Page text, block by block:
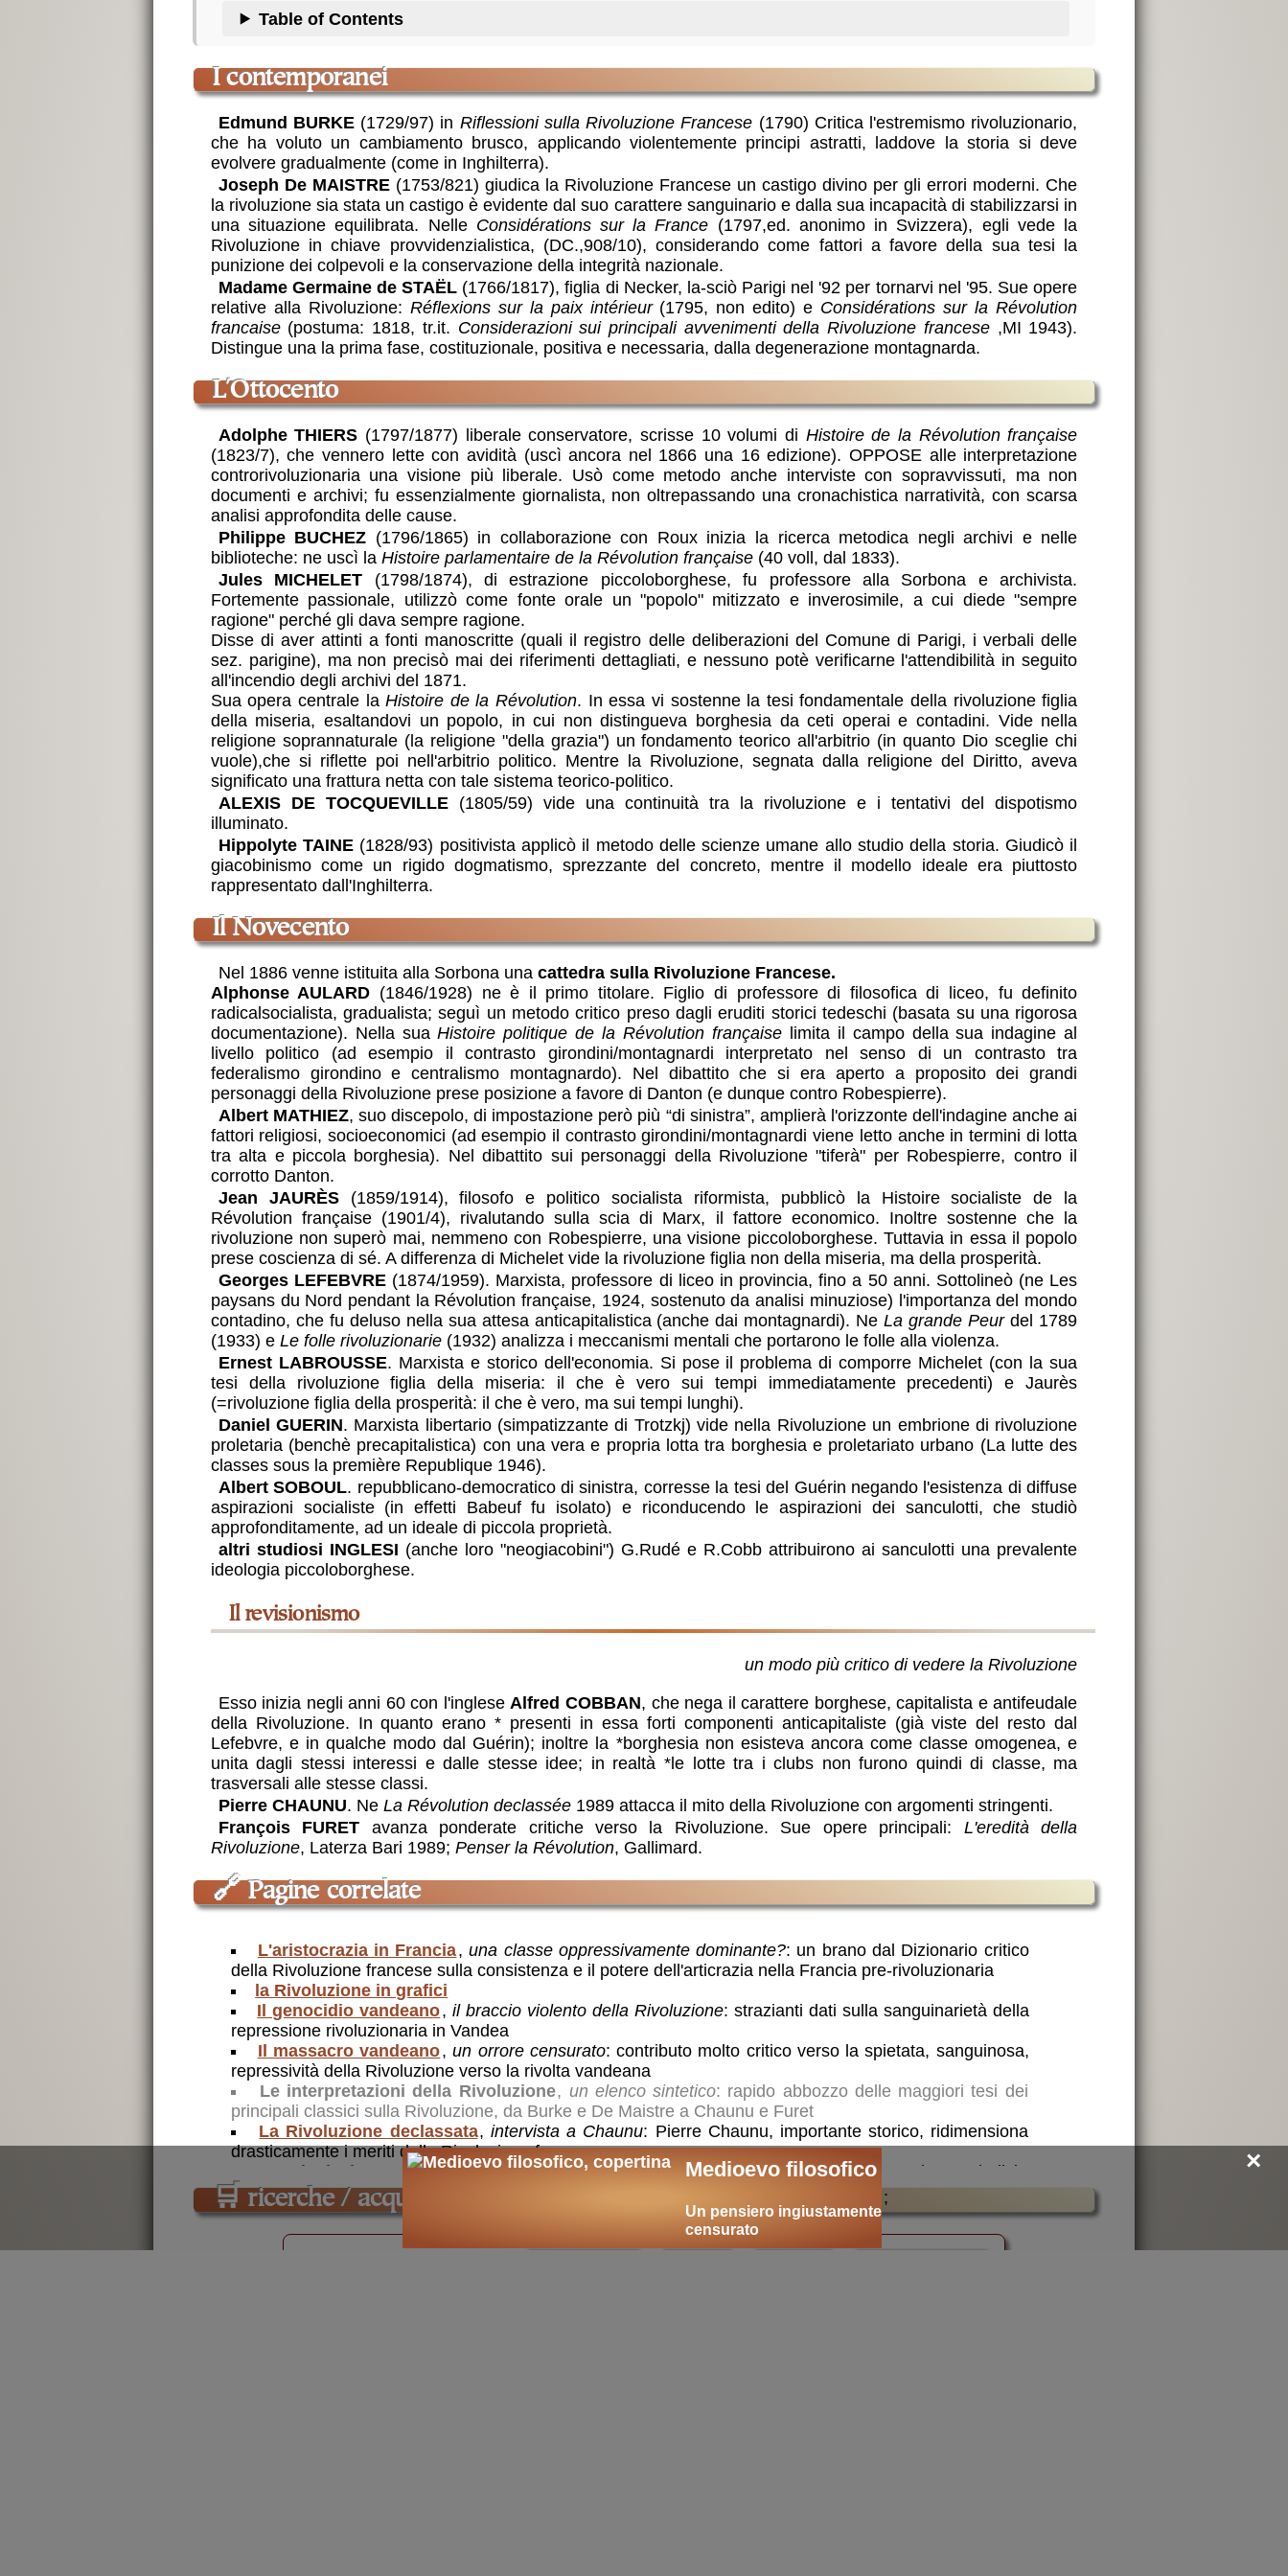
Table of Contents
i contemporanei
Edmund BURKE (1729/97) in Riflessioni sulla Rivoluzione Francese (1790) Critica l'estremismo rivoluzionario,
che ha voluto un cambiamento brusco, applicando violentemente principi astratti, laddove la storia si deve
evolvere gradualmente (come in Inghilterra).
Joseph De MAISTRE(1753/821) giudica la Rivoluzione Francese un castigo divino per gli errori moderni. Che
la rivoluzione sia stata un castigo è evidente dal suo carattere sanguinario e dalla sua incapacità di stabilizzarsi in
una situazione equilibrata. Nelle Considérations sur la France (1797,ed. anonimo in Svizzera), egli vede la
Rivoluzione in chiave provvidenzialistica, (DC.,908/10), considerando come fattori a favore della sua tesi la
punizione dei colpevoli e la conservazione della integrità nazionale.
Madame Germaine de STAËL (1766/1817), figlia di Necker, la-sciò Parigi nel '92 per tornarvi nel '95. Sue opere
relative alla Rivoluzione: Réflexions sur la paix intérieur(1795, non edito) e Considérations sur la Révolution
francaise(postuma: 1818, tr.it. Considerazioni sui principali avvenimenti della Rivoluzione francese,MI 1943).
Distingue una la prima fase, costituzionale, positiva e necessaria, dalla degenerazione montagnarda.
l'Ottocento
Adolphe THIERS (1797/1877) liberale conservatore, scrisse 10 volumi di Histoire de la Révolution française
(1823/7), che vennero lette con avidità (uscì ancora nel 1866 una 16 edizione). OPPOSE alle interpretazione
controrivoluzionaria una visione più liberale. Usò come metodo anche interviste con sopravvissuti, ma non
documenti e archivi; fu essenzialmente giornalista, non oltrepassando una cronachistica narratività, con scarsa
analisi approfondita delle cause.
Philippe BUCHEZ (1796/1865) in collaborazione con Roux inizia la ricerca metodica negli archivi e nelle
biblioteche: ne uscì la Histoire parlamentaire de la Révolution française(40 voll, dal 1833).
Jules MICHELET (1798/1874), di estrazione piccoloborghese, fu professore alla Sorbona e archivista.
Fortemente passionale, utilizzò come fonte orale un "popolo" mitizzato e inverosimile, a cui diede "sempre
ragione" perché gli dava sempre ragione.
Disse di aver attinti a fonti manoscritte (quali il registro delle deliberazioni del Comune di Parigi, i verbali delle
sez. parigine), ma non precisò mai dei riferimenti dettagliati, e nessuno potè verificarne l'attendibilità in seguito
all'incendio degli archivi del 1871.
Sua opera centrale laHistoire de la Révolution. In essa vi sostenne la tesi fondamentale della rivoluzione figlia
della miseria, esaltandovi un popolo, in cui non distingueva borghesia da ceti operai e contadini. Vide nella
religione soprannaturale (la religione "della grazia") un fondamento teorico all'arbitrio (in quanto Dio sceglie chi
vuole),che si riflette poi nell'arbitrio politico. Mentre la Rivoluzione, segnata dalla religione del Diritto, aveva
significato una frattura netta con tale sistema teorico-politico.
ALEXIS DE TOCQUEVILLE(1805/59) vide una continuità tra la rivoluzione e i tentativi del dispotismo
illuminato.
Hippolyte TAINE (1828/93) positivista applicò il metodo delle scienze umane allo studio della storia. Giudicò il
giacobinismo come un rigido dogmatismo, sprezzante del concreto, mentre il modello ideale era piuttosto
rappresentato dall'Inghilterra.
il Novecento
Nel 1886 venne istituita alla Sorbona una cattedra sulla Rivoluzione Francese.
Alphonse AULARD (1846/1928) ne è il primo titolare. Figlio di professore di filosofica di liceo, fu definito
radicalsocialista, gradualista; seguì un metodo critico preso dagli eruditi storici tedeschi (basata su una rigorosa
documentazione). Nella suaHistoire politique de la Révolution françaiselimita il campo della sua indagine al
livello politico (ad esempio il contrasto girondini/montagnardi interpretato nel senso di un contrasto tra
federalismo girondino e centralismo montagnardo). Nel dibattito che si era aperto a proposito dei grandi
personaggi della Rivoluzione prese posizione a favore di Danton (e dunque contro Robespierre).
Albert MATHIEZ, suo discepolo, di impostazione però più “di sinistra”, amplierà l'orizzonte dell'indagine anche ai
fattori religiosi, socioeconomici (ad esempio il contrasto girondini/montagnardi viene letto anche in termini di lotta
tra alta e piccola borghesia). Nel dibattito sui personaggi della Rivoluzione "tiferà" per Robespierre, contro il
corrotto Danton.
Jean JAURÈS(1859/1914), filosofo e politico socialista riformista, pubblicò la Histoire socialiste de la
Révolution française (1901/4), rivalutando sulla scia di Marx, il fattore economico. Inoltre sostenne che la
rivoluzione non superò mai, nemmeno con Robespierre, una visione piccoloborghese. Tuttavia in essa il popolo
prese coscienza di sé. A differenza di Michelet vide la rivoluzione figlia non della miseria, ma della prosperità.
Georges LEFEBVRE(1874/1959). Marxista, professore di liceo in provincia, fino a 50 anni. Sottolineò (ne Les
paysans du Nord pendant la Révolution française, 1924, sostenuto da analisi minuziose) l'importanza del mondo
contadino, che fu deluso nella sua attesa anticapitalistica (anche dai montagnardi). NeLa grande Peurdel 1789
(1933) e Le folle rivoluzionarie(1932) analizza i meccanismi mentali che portarono le folle alla violenza.
Ernest LABROUSSE. Marxista e storico dell'economia. Si pose il problema di comporre Michelet (con la sua
tesi della rivoluzione figlia della miseria: il che è vero sui tempi immediatamente precedenti) e Jaurès
(=rivoluzione figlia della prosperità: il che è vero, ma sui tempi lunghi).
Daniel GUERIN. Marxista libertario (simpatizzante di Trotzkj) vide nella Rivoluzione un embrione di rivoluzione
proletaria (benchè precapitalistica) con una vera e propria lotta tra borghesia e proletariato urbano (La lutte des
classes sous la première Republique 1946).
Albert SOBOUL. repubblicano-democratico di sinistra, corresse la tesi del Guérin negando l'esistenza di diffuse
aspirazioni socialiste (in effetti Babeuf fu isolato) e riconducendo le aspirazioni dei sanculotti, che studiò
approfonditamente, ad un ideale di piccola proprietà.
altri studiosi INGLESI (anche loro "neogiacobini") G.Rudé e R.Cobb attribuirono ai sanculotti una prevalente
ideologia piccoloborghese.
il revisionismo
un modo più critico di vedere la Rivoluzione
Esso inizia negli anni 60 con l'ingleseAlfred COBBAN, che nega il carattere borghese, capitalista e antifeudale
della Rivoluzione. In quanto erano * presenti in essa forti componenti anticapitaliste (già viste del resto dal
Lefebvre, e in qualche modo dal Guérin); inoltre la *borghesia non esisteva ancora come classe omogenea, e
unita dagli stessi interessi e dalle stesse idee; in realtà *le lotte tra i clubs non furono quindi di classe, ma
trasversali alle stesse classi.
Pierre CHAUNU. Ne La Révolution declassée1989 attacca il mito della Rivoluzione con argomenti stringenti.
François FURET avanza ponderate critiche verso la Rivoluzione. Sue opere principali: L'eredità della
Rivoluzione, Laterza Bari 1989; Penser la Révolution, Gallimard.
🔗 Pagine correlate
Marat, teorico del complotto e abile agitatore del “popolo”: sulla personalità, le idee e i progetti di
Marat, che l’autore presenta come il primo importante a diffondere teorie complottistiche a mezzo
stampa
L'aristocrazia in Francia,una classe oppressivamente dominante?: un brano dal Dizionario critico
della Rivoluzione francese sulla consistenza e il potere dell'articrazia nella Francia pre-rivoluzionaria
la Rivoluzione in grafici
Il genocidio vandeano, il braccio violento della Rivoluzione: strazianti dati sulla sanguinarietà della
repressione rivoluzionaria in Vandea
Il massacro vandeano,un orrore censurato: contributo molto critico verso la spietata, sanguinosa,
repressività della Rivoluzione verso la rivolta vandeana
La Rivoluzione: mito da sfatare,Intervista a Francois Furet: lo storico francese da un giudizio
ponderatemente critico verso la Rivoluzione francese
La Rivoluzione declassata,intervista a Chaunu: Pierre Chaunu, importante storico, ridimensiona
drasticamente i meriti della Rivoluzione francese
Le interpretazioni della Rivoluzione, un elenco sintetico: rapido abbozzo delle maggiori tesi dei
principali classici sulla Rivoluzione, da Burke e De Maistre a Chaunu e Furet
🛒 ricerche / acquisti
×
Medioevo filosofico
Un pensiero ingiustamente
censurato
;